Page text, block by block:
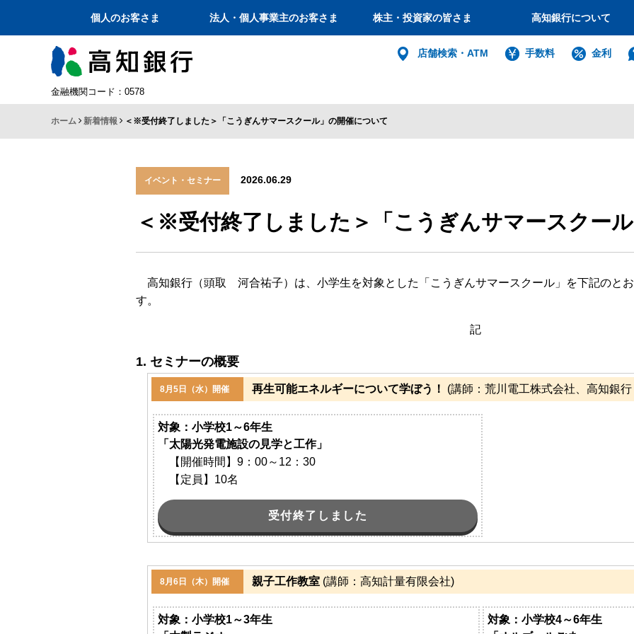
個人のお客さま 法人・個人事業主のお客さま 株主・投資家の皆さま 高知銀行について
個人
バンキング
インターネットバ
電子証明書方式
利用者電子証明書取得
契約法人電子証明書取得
外為WEBサービス
金融機関コード：0578
店舗検索・ATM 手数料 金利
ホーム 新着情報 ＜※受付終了しました＞「こうぎんサマースクール」の開催について
イベント・セミナー 2026.06.29
＜※受付終了しました＞「こうぎんサマースクー
高知銀行（頭取 河合祐子）は、小学生を対象とした「こうぎんサマースクール」を下記のと
す。
記
セミナーの概要
8月5日（水）開催 再生可能エネルギーについて学ぼう！ (講師：荒川電工株式会社、高知銀
対象：小学校1～6年生
「太陽光発電施設の見学と工作」
【開催時間】9：00～12：30
【定員】10名
受付終了しました
8月6日（木）開催 親子工作教室 (講師：高知計量有限会社)
対象：小学校1～3年生
対象：小学校4～6年生